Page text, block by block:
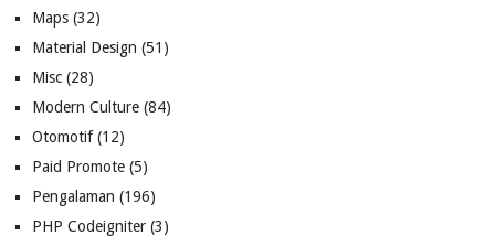
Maps(32)
Material Design (51)
Misc(28)
Modern Culture(84)
Otomotif(12)
Paid Promote(5)
Pengalaman (196)
PHP Codeigniter(3)